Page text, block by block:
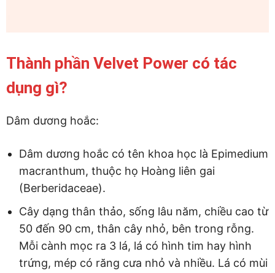
Thành phần Velvet Power có tác
dụng gì?
Dâm dương hoắc:
Dâm dương hoắc có tên khoa học là Epimedium
macranthum, thuộc họ Hoàng liên gai
(Berberidaceae).
Cây dạng thân thảo, sống lâu năm, chiều cao từ
50 đến 90 cm, thân cây nhỏ, bên trong rỗng.
Mỗi cành mọc ra 3 lá, lá có hình tim hay hình
trứng, mép có răng cưa nhỏ và nhiều. Lá có mùi